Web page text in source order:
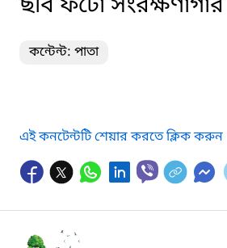
কন্টেন্ট: পাতা
এই কনটেন্টটি শেয়ার করতে ক্লিক করুন